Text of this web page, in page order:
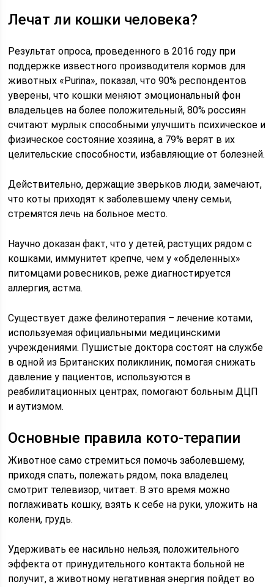
Лечат ли кошки человека?
Результат опроса, проведенного в 2016 году при
поддержке известного производителя кормов для
животных «Purina», показал, что 90% респондентов
уверены, что кошки меняют эмоциональный фон
владельцев на более положительный, 80% россиян
считают мурлык способными улучшить психическое и
физическое состояние хозяина, а 79% верят в их
целительские способности, избавляющие от болезней.
Действительно, держащие зверьков люди, замечают,
что коты приходят к заболевшему члену семьи,
стремятся лечь на больное место.
Научно доказан факт, что у детей, растущих рядом с
кошками, иммунитет крепче, чем у «обделенных»
питомцами ровесников, реже диагностируется
аллергия, астма.
Существует даже фелинотерапия – лечение котами,
используемая официальными медицинскими
учреждениями. Пушистые доктора состоят на службе
в одной из Британских поликлиник, помогая снижать
давление у пациентов, используются в
реабилитационных центрах, помогают больным ДЦП
и аутизмом.
Основные правила кото-терапии
Животное само стремиться помочь заболевшему,
приходя спать, полежать рядом, пока владелец
смотрит телевизор, читает. В это время можно
поглаживать кошку, взять к себе на руки, уложить на
колени, грудь.
Удерживать ее насильно нельзя, положительного
эффекта от принудительного контакта больной не
получит, а животному негативная энергия пойдет во